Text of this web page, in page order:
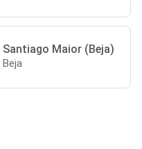
Santiago Maior (Beja)
Beja